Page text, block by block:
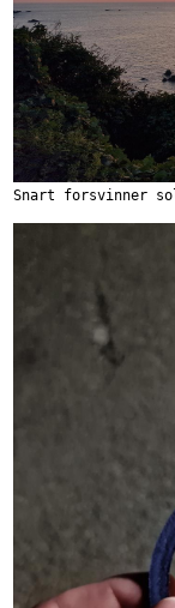
Snart forsvinner